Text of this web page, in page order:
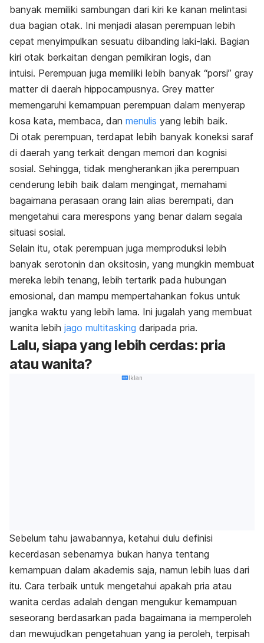
banyak memiliki sambungan dari kiri ke kanan melintasi
dua bagian otak. Ini menjadi alasan perempuan lebih
cepat menyimpulkan sesuatu dibanding laki-laki. Bagian
kiri otak berkaitan dengan pemikiran logis, dan
intuisi. Perempuan juga memiliki lebih banyak “porsi” gray
matter di daerah hippocampusnya. Grey matter
memengaruhi kemampuan perempuan dalam menyerap
kosa kata, membaca, dan menulis yang lebih baik.
Di otak perempuan, terdapat lebih banyak koneksi saraf
di daerah yang terkait dengan memori dan kognisi
sosial. Sehingga, tidak mengherankan jika perempuan
cenderung lebih baik dalam mengingat, memahami
bagaimana perasaan orang lain alias berempati, dan
mengetahui cara merespons yang benar dalam segala
situasi sosial.
Selain itu, otak perempuan juga memproduksi lebih
banyak serotonin dan oksitosin, yang mungkin membuat
mereka lebih tenang, lebih tertarik pada hubungan
emosional, dan mampu mempertahankan fokus untuk
jangka waktu yang lebih lama. Ini jugalah yang membuat
wanita lebih jago multitasking daripada pria.
Lalu, siapa yang lebih cerdas: pria
atau wanita?
Iklan
Sebelum tahu jawabannya, ketahui dulu definisi
kecerdasan sebenarnya bukan hanya tentang
kemampuan dalam akademis saja, namun lebih luas dari
itu. Cara terbaik untuk mengetahui apakah pria atau
wanita cerdas adalah dengan mengukur kemampuan
seseorang berdasarkan pada bagaimana ia memperoleh
dan mewujudkan pengetahuan yang ia peroleh, terpisah